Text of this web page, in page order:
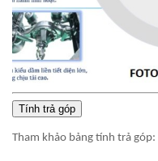
Tính trả góp
Tham khảo bảng tính trả góp: